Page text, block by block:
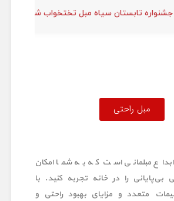
جشنواره تابستان سیاه مبل تختخواب شو اورنگ
مبل راحتی
مبلمانی است که به شما امکان
بی‌پایانی را در خانه تجربه کنید. با
متعدد و مزایای بهبود راحتی و